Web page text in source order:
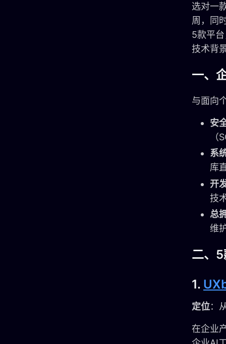
选对一
周，同
5款平
技术背
一、
与面向
安
（
系
库
开
技
总
维
二、
1.
定位：
在企业